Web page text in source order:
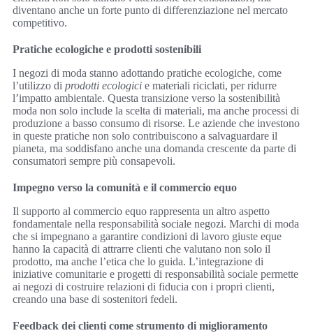
diventano anche un forte punto di differenziazione nel mercato
competitivo.
Pratiche ecologiche e prodotti sostenibili
I negozi di moda stanno adottando pratiche ecologiche, come
l’utilizzo di prodotti ecologici e materiali riciclati, per ridurre
l’impatto ambientale. Questa transizione verso la sostenibilità
moda non solo include la scelta di materiali, ma anche processi di
produzione a basso consumo di risorse. Le aziende che investono
in queste pratiche non solo contribuiscono a salvaguardare il
pianeta, ma soddisfano anche una domanda crescente da parte di
consumatori sempre più consapevoli.
Impegno verso la comunità e il commercio equo
Il supporto al commercio equo rappresenta un altro aspetto
fondamentale nella responsabilità sociale negozi. Marchi di moda
che si impegnano a garantire condizioni di lavoro giuste eque
hanno la capacità di attrarre clienti che valutano non solo il
prodotto, ma anche l’etica che lo guida. L’integrazione di
iniziative comunitarie e progetti di responsabilità sociale permette
ai negozi di costruire relazioni di fiducia con i propri clienti,
creando una base di sostenitori fedeli.
Feedback dei clienti come strumento di miglioramento